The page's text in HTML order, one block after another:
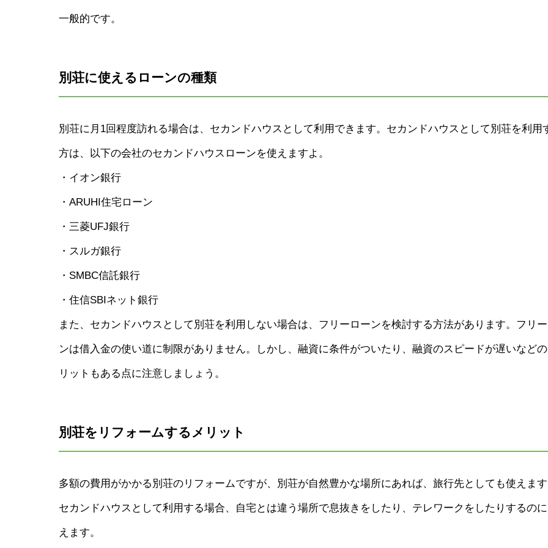
一般的です。
別荘に使えるローンの種類
別荘に月1回程度訪れる場合は、セカンドハウスとして利用できます。セカンドハウスとして別荘を利用
方は、以下の会社のセカンドハウスローンを使えますよ。
・イオン銀行
・ARUHI住宅ローン
・三菱UFJ銀行
・スルガ銀行
・SMBC信託銀行
・住信SBIネット銀行
また、セカンドハウスとして別荘を利用しない場合は、フリーローンを検討する方法があります。フリ
ンは借入金の使い道に制限がありません。しかし、融資に条件がついたり、融資のスピードが遅いなど
リットもある点に注意しましょう。
別荘をリフォームするメリット
多額の費用がかかる別荘のリフォームですが、別荘が自然豊かな場所にあれば、旅行先としても使えま
セカンドハウスとして利用する場合、自宅とは違う場所で息抜きをしたり、テレワークをしたりするの
えます。